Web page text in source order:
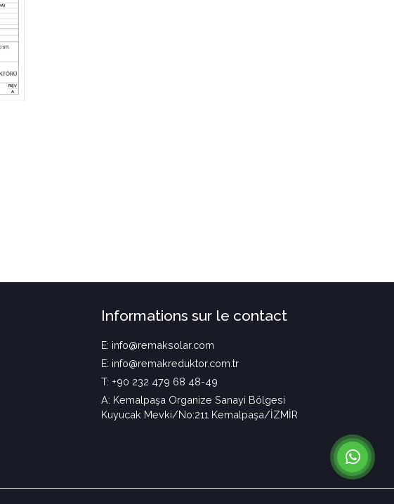
Informations sur le contact
E: info@remaksolar.com
E: info@remakreduktor.com.tr
T: +90 232 479 68 48-49
A: Kemalpaşa Organize Sanayi Bölgesi
Kuyucak Mevki/No:211 Kemalpaşa/İZMİR